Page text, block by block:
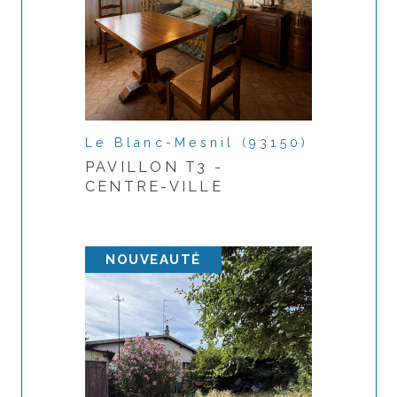
j'ai pris connaissance de la politique de
confidentialité et des informations relatives au
traitement de mes données personnelles **
* Champs obligatoires
Envoyer
Les informations recueillies sur ce formulaire sont enregistrées
dans un fichier informatisé par La Boite Immo agissant comme
Sous-traitant du traitement pour la gestion de la
clientèle/prospects de l'Agence / du Réseau qui reste
Responsable du Traitement de vos Données personnelles. La
base légale du traitement repose sur l'intérêt légitime de
l'Agence / du Réseau. Elles sont conservées jusqu'à demande
de suppression et sont destinées à l'Agence / au Réseau.
Conformément à la loi « informatique et libertés », vous
disposez des droits d’accès, de rectification, d’effacement,
Le Blanc-Mesnil (93150)
PAVILLON T3 -
CENTRE-VILLE
NOUVEAUTÉ